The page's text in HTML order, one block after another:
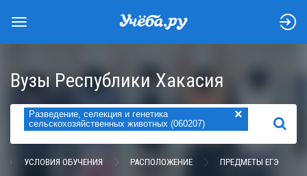
Вузы Республики Хакасия
Разведение, селекция и генетика
сельскохозяйственных животных (060207)
×
НАЙТИ
УСЛОВИЯ ОБУЧЕНИЯ РАСПОЛОЖЕНИЕ ПРЕДМЕТЫ ЕГЭ